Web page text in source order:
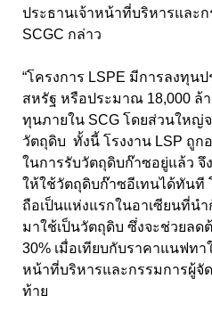
ประธานเจ้าหน้าที่บริหารและ
SCGC กล่าว
“โครงการ LSPE มีการลงทุน
สหรัฐ หรือประมาณ 18,000 ล้
ทุนภายใน SCG โดยส่วนใหญ่
วัตถุดิบ ทั้งนี้ โรงงาน LSP ถู
ในการรับวัตถุดิบก๊าซอยู่แล้ว จึ
ให้ใช้วัตถุดิบก๊าซอีเทนได้ทันที
ถือเป็นแห่งแรกในอาเซียนที่น
มาใช้เป็นวัตถุดิบ ซึ่งจะช่วยล
30% เมื่อเทียบกับราคาแนฟทา
หน้าที่บริหารและกรรมการผู้จั
ท้าย